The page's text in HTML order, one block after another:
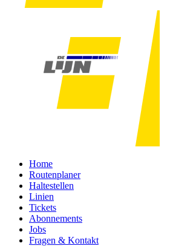
Home
Routenplaner
Haltestellen
Linien
Tickets
Abonnements
Jobs
Fragen & Kontakt